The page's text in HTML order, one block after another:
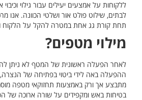
ללקוחות על אמצעים יעילים עבור גילוי
לבתים, שילוט פולט אור ושלטי הכוונה. אנו
תחת קורת גג אחת במטרה להקל על הלקוח
מילוי מטפים?
לאחר הפעלה ראשונית של המטף לא ניתן
ההפעלה באה לידי ביטוי בפתיחה של
מתבצע אך ורק באמצעות תחזוקאי מטפה
בטיחות באש ומקפידים על שורה ארוכה של